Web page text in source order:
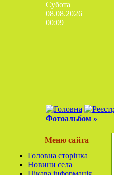
Субота
08.08.2026
00:09
Фотоальбом »
Меню сайта
Головна сторінка
Новини села